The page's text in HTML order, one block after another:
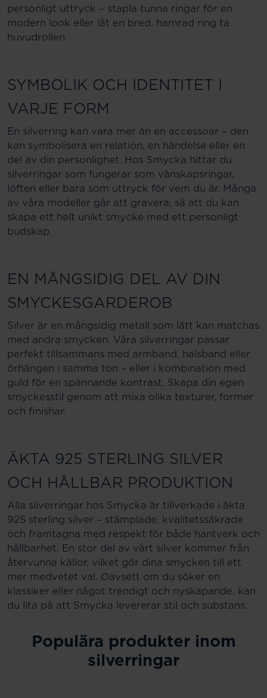
personligt uttryck – stapla tunna ringar för en
modern look eller låt en bred, hamrad ring ta
huvudrollen.
SYMBOLIK OCH IDENTITET I
VARJE FORM
En silverring kan vara mer än en accessoar – den
kan symbolisera en relation, en händelse eller en
del av din personlighet. Hos Smycka hittar du
silverringar som fungerar som vänskapsringar,
löften eller bara som uttryck för vem du är. Många
av våra modeller går att gravera, så att du kan
skapa ett helt unikt smycke med ett personligt
budskap.
EN MÅNGSIDIG DEL AV DIN
SMYCKESGARDEROB
Silver är en mångsidig metall som lätt kan matchas
med andra smycken. Våra silverringar passar
perfekt tillsammans med armband, halsband eller
örhängen i samma ton – eller i kombination med
guld för en spännande kontrast. Skapa din egen
smyckesstil genom att mixa olika texturer, former
och finishar.
ÄKTA 925 STERLING SILVER
OCH HÅLLBAR PRODUKTION
Alla silverringar hos Smycka är tillverkade i äkta
925 sterling silver – stämplade, kvalitetssäkrade
och framtagna med respekt för både hantverk och
hållbarhet. En stor del av vårt silver kommer från
återvunna källor, vilket gör dina smycken till ett
mer medvetet val. Oavsett om du söker en
klassiker eller något trendigt och nyskapande, kan
du lita på att Smycka levererar stil och substans.
Populära produkter inom
silverringar